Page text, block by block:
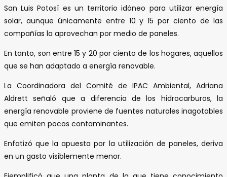
San Luis Potosí es un territorio idóneo para utilizar energía
solar, aunque únicamente entre 10 y 15 por ciento de las
compañías la aprovechan por medio de paneles.
En tanto, son entre 15 y 20 por ciento de los hogares, aquellos
que se han adaptado a energía renovable.
La Coordinadora del Comité de IPAC Ambiental, Adriana
Aldrett señaló que a diferencia de los hidrocarburos, la
energía renovable proviene de fuentes naturales inagotables
que emiten pocos contaminantes.
Enfatizó que la apuesta por la utilización de paneles, deriva
en un gasto visiblemente menor.